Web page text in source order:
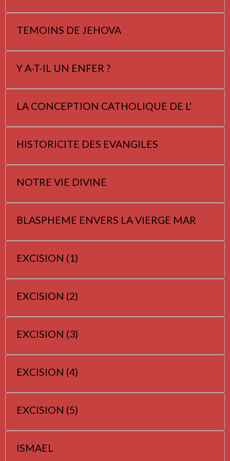
TEMOINS DE JEHOVA
Y A-T-IL UN ENFER ?
LA CONCEPTION CATHOLIQUE DE L'
HISTORICITE DES EVANGILES
NOTRE VIE DIVINE
BLASPHEME ENVERS LA VIERGE MAR
EXCISION (1)
EXCISION (2)
EXCISION (3)
EXCISION (4)
EXCISION (5)
ISMAEL